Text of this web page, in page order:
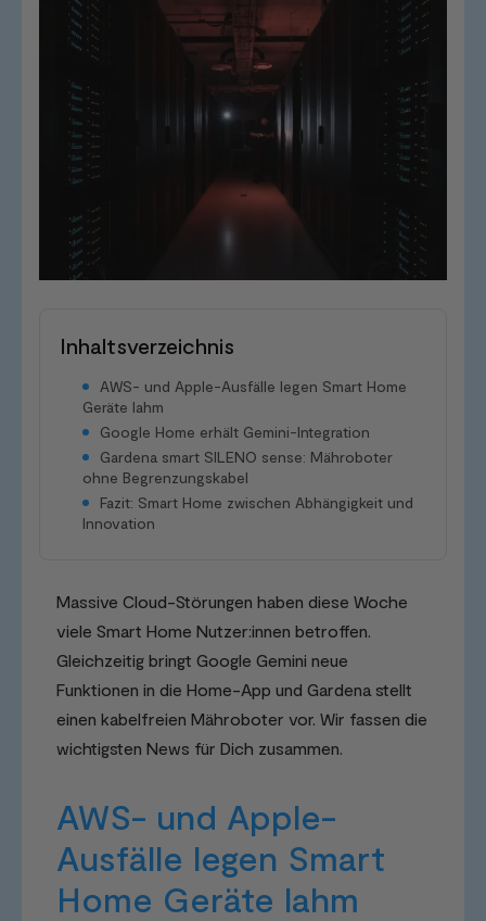
Inhaltsverzeichnis
AWS- und Apple-Ausfälle legen Smart Home
Geräte lahm
Google Home erhält Gemini-Integration
Gardena smart SILENO sense: Mähroboter
ohne Begrenzungskabel
Fazit: Smart Home zwischen Abhängigkeit und
Innovation
Massive Cloud-Störungen haben diese Woche
viele Smart Home Nutzer:innen betroffen.
Gleichzeitig bringt Google Gemini neue
Funktionen in die Home-App und Gardena stellt
einen kabelfreien Mähroboter vor. Wir fassen die
wichtigsten News für Dich zusammen.
AWS- und Apple-
Ausfälle legen Smart
Home Geräte lahm